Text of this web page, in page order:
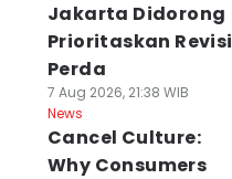
Jakarta Didorong
Prioritaskan Revisi
Perda
7 Aug 2026, 21:38 WIB
News
Cancel Culture:
Why Consumers